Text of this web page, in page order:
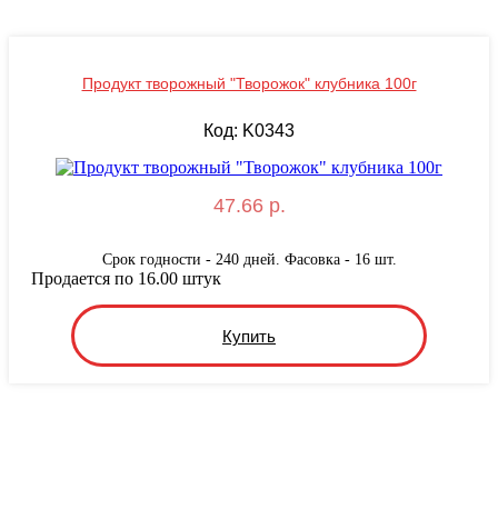
Продукт творожный "Творожок" клубника 100г
Код: K0343
47.66 р.
Срок годности - 240 дней. Фасовка - 16 шт.
Купить
Продается по 16.00 штук